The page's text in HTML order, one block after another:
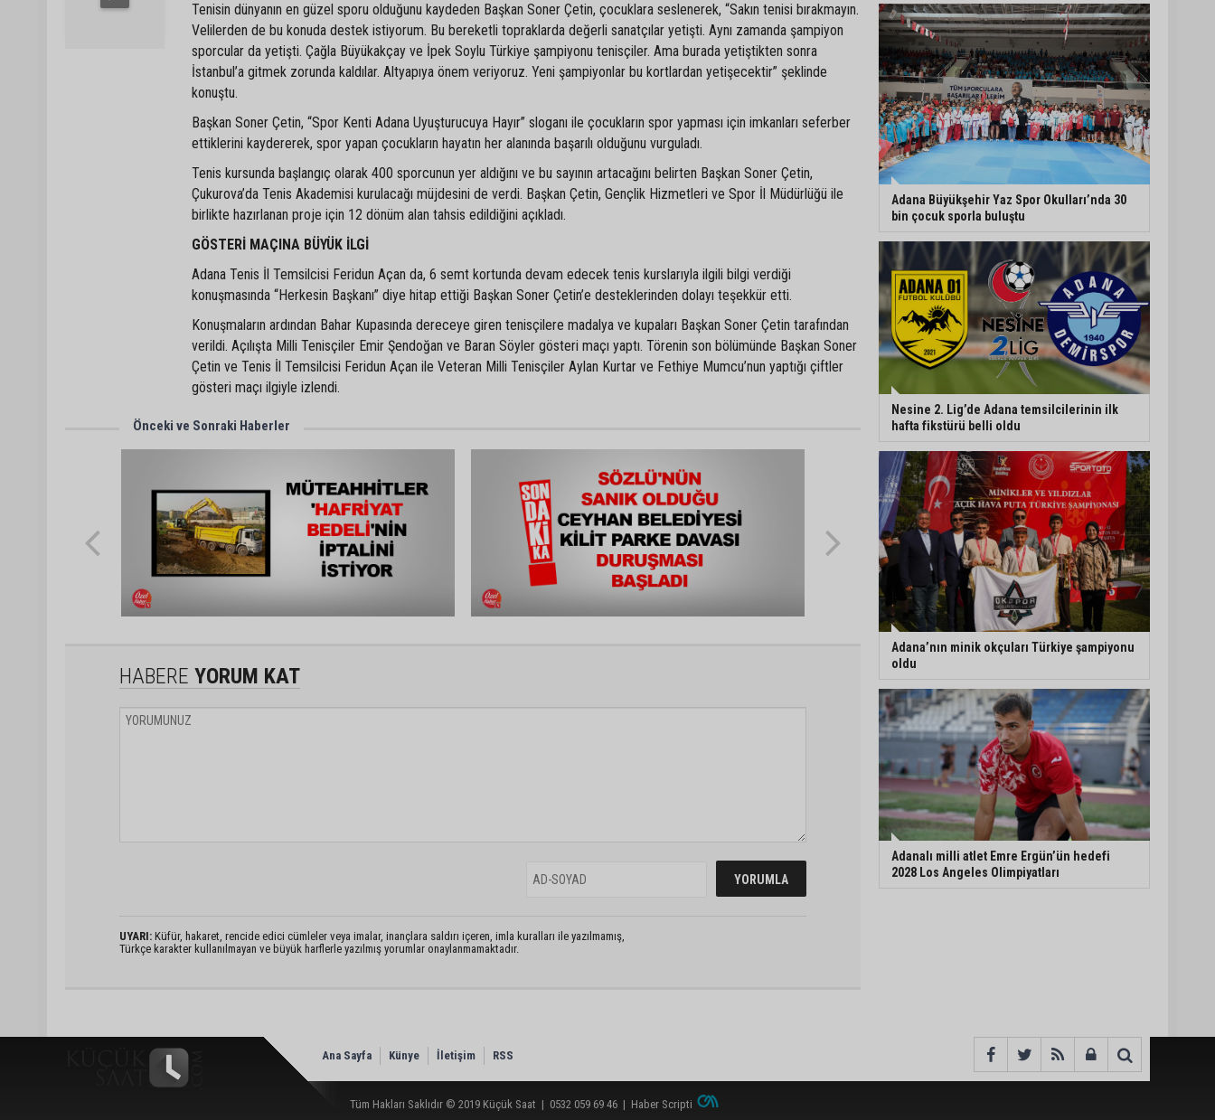
Tenisin dünyanın en güzel sporu olduğunu kaydeden Başkan Soner Çetin, çocuklara seslenerek, “Sakın tenisi bırakmayın.
Velilerden de bu konuda destek istiyorum. Bu bereketli topraklarda değerli sanatçılar yetişti. Aynı zamanda şampiyon
sporcular da yetişti. Çağla Büyükakçay ve İpek Soylu Türkiye şampiyonu tenisçiler. Ama burada yetiştikten sonra
İstanbul’a gitmek zorunda kaldılar. Altyapıya önem veriyoruz. Yeni şampiyonlar bu kortlardan yetişecektir” şeklinde
konuştu.
Başkan Soner Çetin, “Spor Kenti Adana Uyuşturucuya Hayır” sloganı ile çocukların spor yapması için imkanları seferber
ettiklerini kaydererek, spor yapan çocukların hayatın her alanında başarılı olduğunu vurguladı.
Tenis kursunda başlangıç olarak 400 sporcunun yer aldığını ve bu sayının artacağını belirten Başkan Soner Çetin,
Çukurova’da Tenis Akademisi kurulacağı müjdesini de verdi. Başkan Çetin, Gençlik Hizmetleri ve Spor İl Müdürlüğü ile
birlikte hazırlanan proje için 12 dönüm alan tahsis edildiğini açıkladı.
GÖSTERİ MAÇINA BÜYÜK İLGİ
Adana Tenis İl Temsilcisi Feridun Açan da, 6 semt kortunda devam edecek tenis kurslarıyla ilgili bilgi verdiği
konuşmasında “Herkesin Başkanı” diye hitap ettiği Başkan Soner Çetin’e desteklerinden dolayı teşekkür etti.
Konuşmaların ardından Bahar Kupasında dereceye giren tenisçilere madalya ve kupaları Başkan Soner Çetin tarafından
verildi. Açılışta Milli Tenisçiler Emir Şendoğan ve Baran Söyler gösteri maçı yaptı. Törenin son bölümünde Başkan Soner
Çetin ve Tenis İl Temsilcisi Feridun Açan ile Veteran Milli Tenisçiler Aylan Kurtar ve Fethiye Mumcu’nun yaptığı çiftler
gösteri maçı ilgiyle izlendi.
Önceki ve Sonraki Haberler
HABERE YORUM KAT
UYARI: Küfür, hakaret, rencide edici cümleler veya imalar, inançlara saldırı içeren, imla kuralları ile yazılmamış,
Türkçe karakter kullanılmayan ve büyük harflerle yazılmış yorumlar onaylanmamaktadır.
Ceyhan’da Necdet
Sevinç Parkı’nda bakım
çalışması
Orhan Bayram’dan AK
Parti’ye Yüreğir çıkışı:
“Bizim belediye meclis
üyelerimize ne yaptınız?
Siz önce onu anlatın”
Adana Büyükşehir Yaz Spor Okulları’nda 30
bin çocuk sporla buluştu
Nesine 2. Lig’de Adana temsilcilerinin ilk
hafta fikstürü belli oldu
Adana’nın minik okçuları Türkiye şampiyonu
oldu
Adanalı milli atlet Emre Ergün’ün hedefi
2028 Los Angeles Olimpiyatları
Ana Sayfa Künye İletişim RSS
Tüm Hakları Saklıdır © 2019 Küçük Saat | 0532 059 69 46 | Haber Scripti